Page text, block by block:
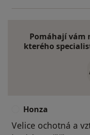
Pomáhají vám
kterého
Honza
Velice ochotná a